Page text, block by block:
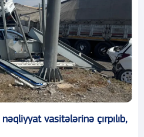
vasitələrinə çırpılıb,